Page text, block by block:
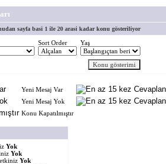
sayfa basi 1 ile 20 arasi kadar konu gösteriliyor
Sort Order Yaş
Yeni Mesaj Var
Yeni Mesaj Yok
Konu Kapatılmıştır
Yok
Yok
Yok